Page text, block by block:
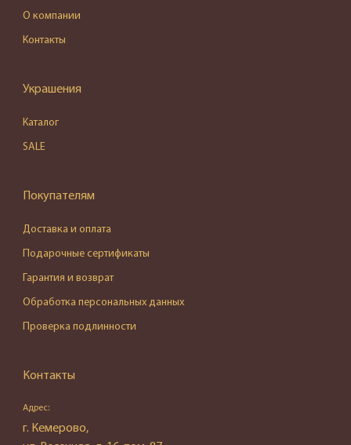
О компании
Контакты
Украшения
Каталог
SALE
Покупателям
Доставка и оплата
Подарочные сертификаты
Гарантия и возврат
Обработка персональных данных
Проверка подлинности
Контакты
Адрес:
г. Кемерово,